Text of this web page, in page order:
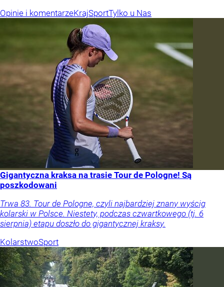
Opinie i komentarzeKrajSportTylko u Nas
Gigantyczna kraksa na trasie Tour de Pologne! Są
poszkodowani
Trwa 83. Tour de Pologne, czyli najbardziej znany wyścig
kolarski w Polsce. Niestety, podczas czwartkowego (tj. 6
sierpnia) etapu doszło do gigantycznej kraksy.
KolarstwoSport